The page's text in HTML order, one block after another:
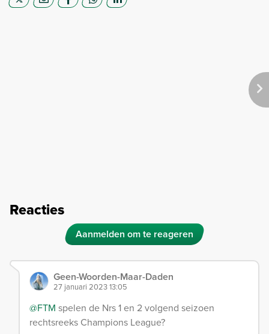
Reacties
Aanmelden om te reageren
Geen-Woorden-Maar-Daden
27 januari 2023 13:05
@FTM spelen de Nrs 1 en 2 volgend seizoen
rechtsreeks Champions League?